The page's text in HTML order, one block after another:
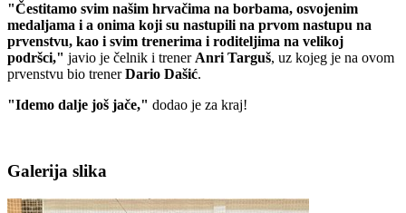
"Čestitamo svim našim hrvačima na borbama, osvojenim
medaljama i a onima koji su nastupili na prvom nastupu na
prvenstvu, kao i svim trenerima i roditeljima na velikoj
podršci," javio je čelnik i trenerAnri Targuš, uz kojeg je na ovom
prvenstvu bio trenerDario Dašić.
"Idemo dalje još jače," dodao je za kraj!
Galerija slika